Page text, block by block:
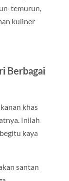
temurun,
kuliner
Berbagai
khas
Inilah
kaya
santan